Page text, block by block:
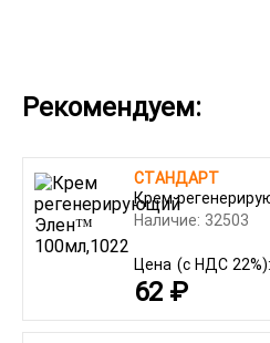
Рекомендуем:
СТАНДАРТ
Крем
Наличие: 32503
Цена (с НДС 22%):
62 ₽